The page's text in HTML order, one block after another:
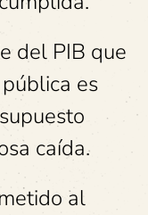
del PIB que
es
caída.
al